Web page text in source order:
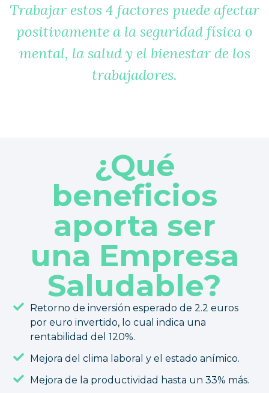
Trabajar estos 4 factores puede afectar
positivamente a la seguridad física o
mental, la salud y el bienestar de los
trabajadores.
¿Qué
beneficios
aporta ser
una Empresa
Saludable?
Retorno de inversión esperado de 2.2 euros
por euro invertido, lo cual indica una
rentabilidad del 120%.
Mejora del clima laboral y el estado anímico.
Mejora de la productividad hasta un 33% más.